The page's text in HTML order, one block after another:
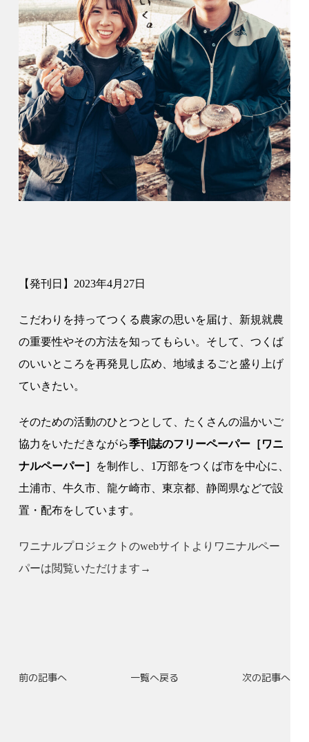
【発刊日】2023年4月27日
こだわりを持ってつくる農家の思いを届け、新規就農
の重要性やその方法を知ってもらい。そして、つくば
のいいところを再発見し広め、地域まるごと盛り上げ
ていきたい。
そのための活動のひとつとして、たくさんの温かいご
協力をいただきながら季刊誌のフリーペーパー［ワニ
ナルペーパー］
を制作し、1万部をつくば市を中心に、
土浦市、牛久市、龍ケ崎市、東京都、静岡県などで設
置・配布をしています。
ワニナルプロジェクトのwebサイトよりワニナルペー
パーは閲覧いただけます→
前の記事へ 一覧へ戻る 次の記事へ